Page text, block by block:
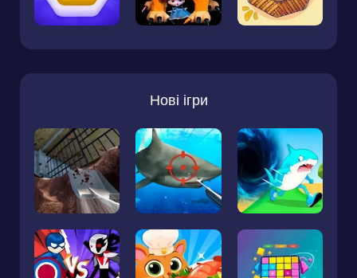
Нові ігри